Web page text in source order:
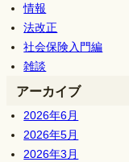
情報
法改正
社会保険入門編
雑談
アーカイブ
2026年6月
2026年5月
2026年3月